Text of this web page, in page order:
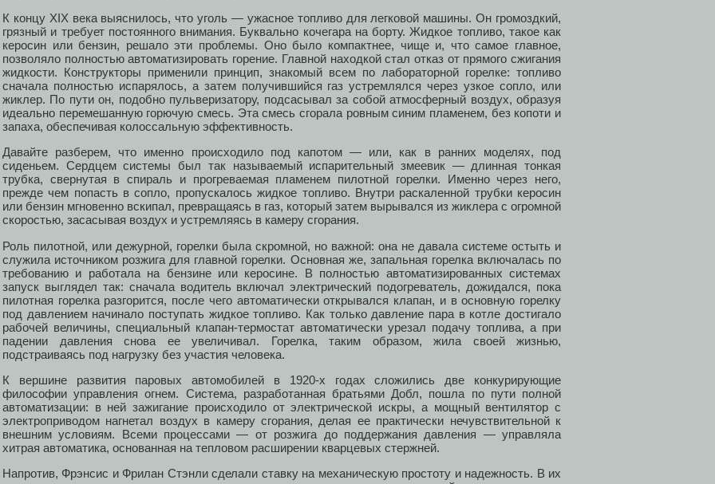
К концу XIX века выяснилось, что уголь — ужасное топливо для легковой машины. Он громоздкий,
грязный и требует постоянного внимания. Буквально кочегара на борту. Жидкое топливо, такое как
керосин или бензин, решало эти проблемы. Оно было компактнее, чище и, что самое главное,
позволяло полностью автоматизировать горение. Главной находкой стал отказ от прямого сжигания
жидкости. Конструкторы применили принцип, знакомый всем по лабораторной горелке: топливо
сначала полностью испарялось, а затем получившийся газ устремлялся через узкое сопло, или
жиклер. По пути он, подобно пульверизатору, подсасывал за собой атмосферный воздух, образуя
идеально перемешанную горючую смесь. Эта смесь сгорала ровным синим пламенем, без копоти и
запаха, обеспечивая колоссальную эффективность.
Давайте разберем, что именно происходило под капотом — или, как в ранних моделях, под
сиденьем. Сердцем системы был так называемый испарительный змеевик — длинная тонкая
трубка, свернутая в спираль и прогреваемая пламенем пилотной горелки. Именно через него,
прежде чем попасть в сопло, пропускалось жидкое топливо. Внутри раскаленной трубки керосин
или бензин мгновенно вскипал, превращаясь в газ, который затем вырывался из жиклера с огромной
скоростью, засасывая воздух и устремляясь в камеру сгорания.
Роль пилотной, или дежурной, горелки была скромной, но важной: она не давала системе остыть и
служила источником розжига для главной горелки. Основная же, запальная горелка включалась по
требованию и работала на бензине или керосине. В полностью автоматизированных системах
запуск выглядел так: сначала водитель включал электрический подогреватель, дожидался, пока
пилотная горелка разгорится, после чего автоматически открывался клапан, и в основную горелку
под давлением начинало поступать жидкое топливо. Как только давление пара в котле достигало
рабочей величины, специальный клапан-термостат автоматически урезал подачу топлива, а при
падении давления снова ее увеличивал. Горелка, таким образом, жила своей жизнью,
подстраиваясь под нагрузку без участия человека.
К вершине развития паровых автомобилей в 1920-х годах сложились две конкурирующие
философии управления огнем. Система, разработанная братьями Добл, пошла по пути полной
автоматизации: в ней зажигание происходило от электрической искры, а мощный вентилятор с
электроприводом нагнетал воздух в камеру сгорания, делая ее практически нечувствительной к
внешним условиям. Всеми процессами — от розжига до поддержания давления — управляла
хитрая автоматика, основанная на тепловом расширении кварцевых стержней.
Напротив, Фрэнсис и Фрилан Стэнли сделали ставку на механическую простоту и надежность. В их